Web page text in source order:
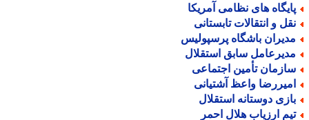
های نظامی آمریکا
و انتقالات تابستانی
باشگاه پرسپولیس
سابق استقلال
تأمین اجتماعی
واعظ آشتیانی
دوستانه استقلال
ارزیاب هلال احمر